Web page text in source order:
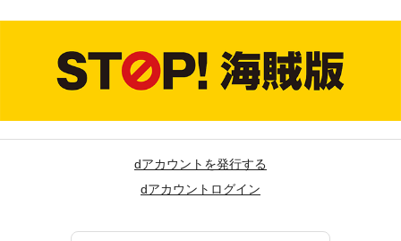
dアカウントを発行する
dアカウントログイン